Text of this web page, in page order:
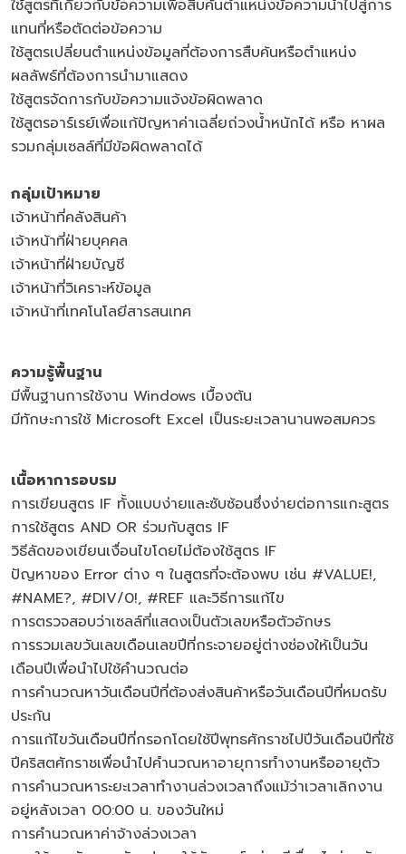
ใช้สูตรที่เกี่ยวกับข้อความเพื่อสืบค้นตำแหน่งข้อความนำไปสู่การ
แทนที่หรือตัดต่อข้อความ
ใช้สูตรเปลี่ยนตำแหน่งข้อมูลที่ต้องการสืบค้นหรือตำแหน่ง
ผลลัพธ์ที่ต้องการนำมาแสดง
ใช้สูตรจัดการกับข้อความแจ้งข้อผิดพลาด
ใช้สูตรอาร์เรย์เพื่อแก้ปัญหาค่าเฉลี่ยถ่วงน้ำหนักได้ หรือ หาผล
รวมกลุ่มเซลล์ที่มีข้อผิดพลาดได้
กลุ่มเป้าหมาย
เจ้าหน้าที่คลังสินค้า
เจ้าหน้าที่ฝ่ายบุคคล
เจ้าหน้าที่ฝ่ายบัญชี
เจ้าหน้าที่วิเคราะห์ข้อมูล
เจ้าหน้าที่เทคโนโลยีสารสนเทศ
ความรู้พื้นฐาน
มีพื้นฐานการใช้งาน Windows เบื้องต้น
มีทักษะการใช้ Microsoft Excel เป็นระยะเวลานานพอสมควร
เนื้อหาการอบรม
การเขียนสูตร IF ทั้งแบบง่ายและซับซ้อนซึ่งง่ายต่อการแกะสูตร
การใช้สูตร AND OR ร่วมกับสูตร IF
วิธีลัดของเขียนเงื่อนไขโดยไม่ต้องใช้สูตร IF
ปัญหาของ Error ต่าง ๆ ในสูตรที่จะต้องพบ เช่น #VALUE!,
#NAME?, #DIV/0!, #REF และวิธีการแก้ไข
การตรวจสอบว่าเซลล์ที่แสดงเป็นตัวเลขหรือตัวอักษร
การรวมเลขวันเลขเดือนเลขปีที่กระจายอยู่ต่างช่องให้เป็นวัน
เดือนปีเพื่อนำไปใช้คำนวณต่อ
การคำนวณหาวันเดือนปีที่ต้องส่งสินค้าหรือวันเดือนปีที่หมดรับ
ประกัน
การแก้ไขวันเดือนปีที่กรอกโดยใช้ปีพุทธศักราชไปปีวันเดือนปีที่ใช้
ปีคริสตศักราชเพื่อนำไปคำนวณหาอายุการทำงานหรืออายุตัว
การคำนวณหาระยะเวลาทำงานล่วงเวลาถึงแม้ว่าเวลาเลิกงาน
อยู่หลังเวลา 00:00 น. ของวันใหม่
การคำนวณหาค่าจ้างล่วงเวลา